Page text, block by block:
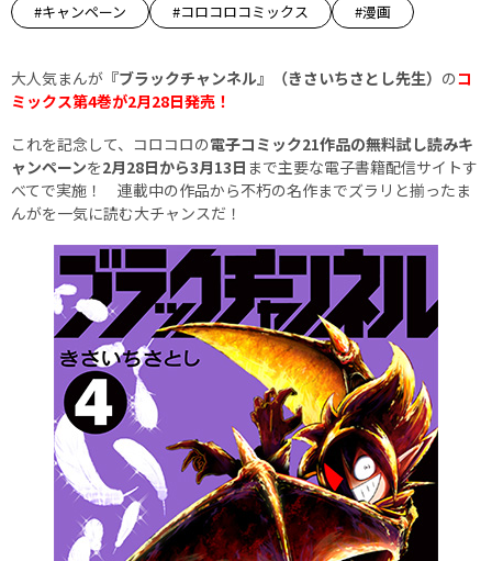
#キャンペーン
#コロコロコミックス #漫画
大人気まんが 『ブラックチャンネル』（きさいちさとし先生） のコ
ミックス第4巻が2月28日発売！
これを記念して、コロコロの電子コミック21作品の無料試し読みキ
ャンペーンを2月28日から3月13日 まで主要な電子書籍配信サイトす
べてで実施！ 連載中の作品から不朽の名作までズラリと揃ったま
んがを一気に読む大チャンスだ！